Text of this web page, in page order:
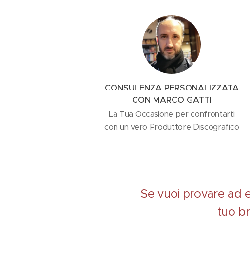
CONSULENZA PERSONALIZZATA
CON MARCO GATTI
La Tua Occasione per confrontarti
con un vero Produttore Discografico
Se vuoi provare ad
tuo